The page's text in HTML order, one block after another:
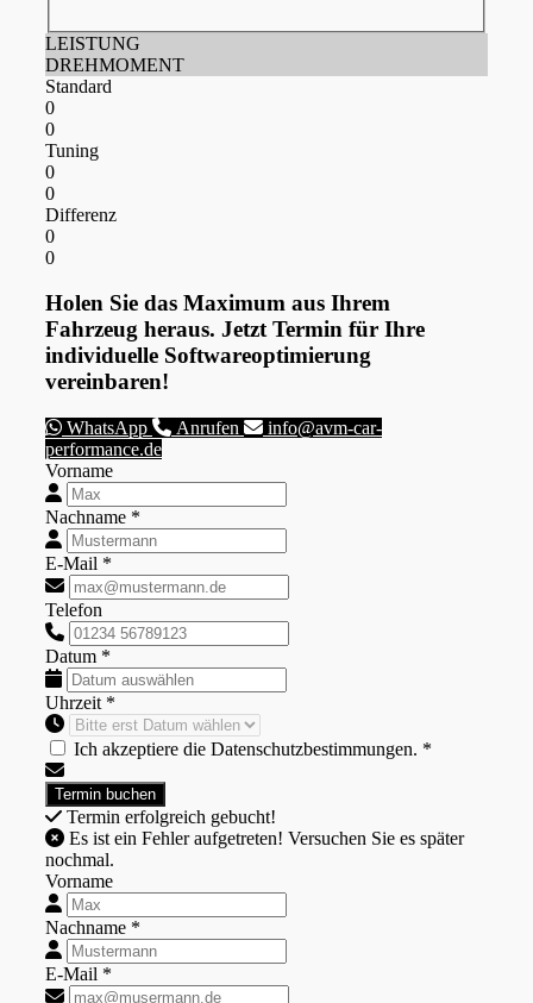
LEISTUNG
DREHMOMENT
Standard
0
0
Tuning
0
0
Differenz
0
0
Holen Sie das Maximum aus Ihrem
Fahrzeug heraus. Jetzt Termin für Ihre
individuelle Softwareoptimierung
vereinbaren!
WhatsApp Anrufen
info@avm-car-
performance.de
Vorname
Nachname *
E-Mail *
Telefon
Datum *
Uhrzeit *
Ich akzeptiere die Datenschutzbestimmungen. *
Termin erfolgreich gebucht!
nochmal.
Vorname
Nachname *
E-Mail *